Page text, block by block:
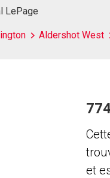
LePage
Aldershot West
et